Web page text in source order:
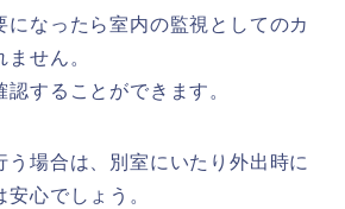
になったら室内の監視としてのカ
せん。
することができます。
う場合は、別室にいたり外出時に
心でしょう。